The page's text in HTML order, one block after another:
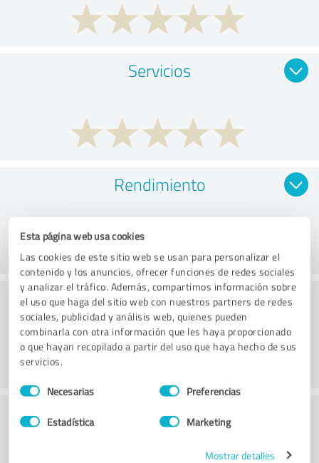
Esta página web usa cookies
Las cookies de este sitio web se usan para personalizar el
contenido y los anuncios, ofrecer funciones de redes sociales
y analizar el tráfico. Además, compartimos información sobre
el uso que haga del sitio web con nuestros partners de redes
sociales, publicidad y análisis web, quienes pueden
combinarla con otra información que les haya proporcionado
o que hayan recopilado a partir del uso que haya hecho de sus
servicios.
Selección
de
Necesarias Preferencias
Estadística Marketing
Mostrar detalles
Servicios
Rendimiento
Consultoría
Servicio de atención al cliente